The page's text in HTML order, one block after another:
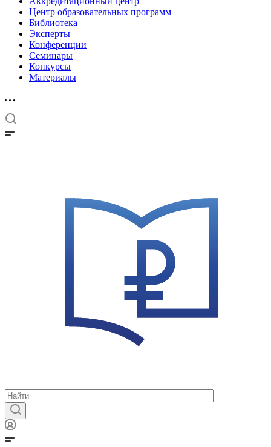
Центр образовательных программ
Библиотека
Эксперты
Конференции
Семинары
Конкурсы
Материалы